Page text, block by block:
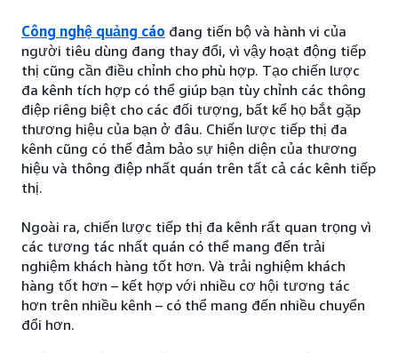
Công nghệ quảng cáo đang tiến bộ và hành vi của
người tiêu dùng đang thay đổi, vì vậy hoạt động tiếp
thị cũng cần điều chỉnh cho phù hợp. Tạo chiến lược
đa kênh tích hợp có thể giúp bạn tùy chỉnh các thông
điệp riêng biệt cho các đối tượng, bất kể họ bắt gặp
thương hiệu của bạn ở đâu. Chiến lược tiếp thị đa
kênh cũng có thể đảm bảo sự hiện diện của thương
hiệu và thông điệp nhất quán trên tất cả các kênh tiếp
thị.
Ngoài ra, chiến lược tiếp thị đa kênh rất quan trọng vì
các tương tác nhất quán có thể mang đến trải
nghiệm khách hàng tốt hơn. Và trải nghiệm khách
hàng tốt hơn – kết hợp với nhiều cơ hội tương tác
hơn trên nhiều kênh – có thể mang đến nhiều chuyển
đổi hơn.